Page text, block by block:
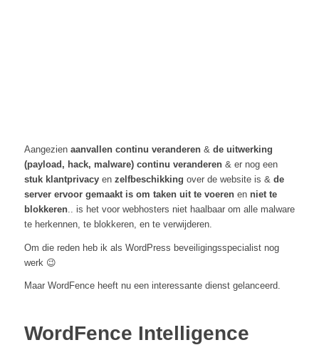
Aangezien aanvallen continu veranderen & de uitwerking
(payload, hack, malware) continu veranderen & er nog een
stuk klantprivacyen zelfbeschikking over de website is & de
server ervoor gemaakt is om taken uit te voerenen niet te
blokkeren.. is het voor webhosters niet haalbaar om alle malware
te herkennen, te blokkeren, en te verwijderen.
Om die reden heb ik als WordPress beveiligingsspecialist nog
werk 😉
Maar WordFence heeft nu een interessante dienst gelanceerd.
WordFence Intelligence